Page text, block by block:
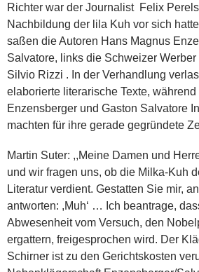
Richter war der Journalist Felix
Nachbildung der lila Kuh vor sich
saßen die Autoren Hans Magnus
Salvatore, links die Schweizer Werber
Silvio Rizzi . In der Verhandlung
elaborierte literarische Texte,
Enzensberger und Gaston Salvatore
machten für ihre gerade gegründete
Martin Suter: ,,Meine Damen und
und wir fragen uns, ob die Milka-Kuh
Literatur verdient. Gestatten Sie mir,
antworten: ,Muh‘ … Ich beantrage,
Abwesenheit vom Versuch, den
ergattern, freigesprochen wird. Der
Schirner ist zu den Gerichtskosten